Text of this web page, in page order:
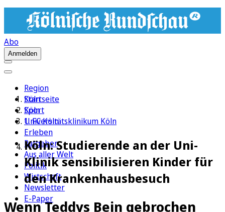
Abo
Anmelden
Region
Köln
Sport
1. FC Köln
Erleben
Ratgeber
Aus aller Welt
Politik
Wirtschaft
Newsletter
E-Paper
Startseite
Köln
Universitätsklinikum Köln
Köln: Studierende an der Uni-
Klinik sensibilisieren Kinder für
den Krankenhausbesuch
Wenn Teddys Bein gebrochen